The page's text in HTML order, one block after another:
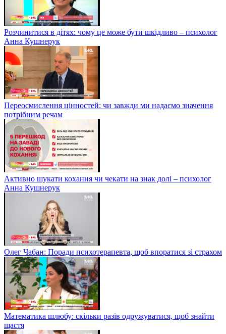
Розчинитися в дітях: чому це може бути шкідливо – психолог
Анна Кушнерук
Переосмислення цінностей: чи завжди ми надаємо значення
потрібним речам
Активно шукати кохання чи чекати на знак долі – психолог
Анна Кушнерук
Олег Чабан: Поради психотерапевта, щоб впоратися зі страхом
Математика шлюбу: скільки разів одружуватися, щоб знайти
щастя